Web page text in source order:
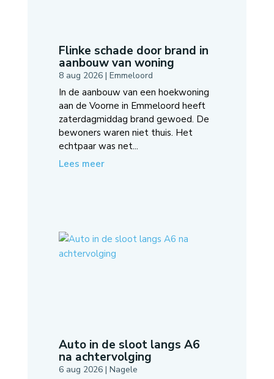
Flinke schade door brand in
aanbouw van woning
8 aug 2026| Emmeloord
In de aanbouw van een hoekwoning
aan de Voorne in Emmeloord heeft
zaterdagmiddag brand gewoed. De
bewoners waren niet thuis. Het
echtpaar was net...
Lees meer
Auto in de sloot langs A6
na achtervolging
6 aug 2026| Nagele